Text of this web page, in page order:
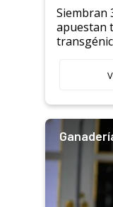
Siembran
apuestan